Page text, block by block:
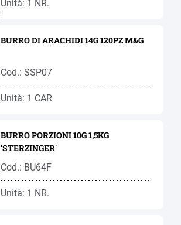
Unità: 1 NR.
BURRO DI ARACHIDI 14G 120PZ M&G
Cod.: SSP07
Unità: 1 CAR
BURRO PORZIONI 10G 1,5KG
'STERZINGER'
Cod.: BU64F
Unità: 1 NR.